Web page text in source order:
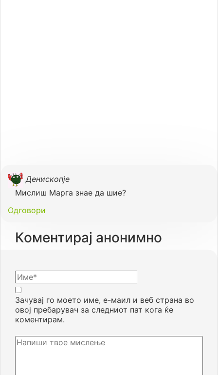
Денископје
Мислиш Марга знае да шие?
Одговори
Коментирај анонимно
Зачувај го моето име, е-маил и веб страна во
овој пребарувач за следниот пат кога ќе
коментирам.